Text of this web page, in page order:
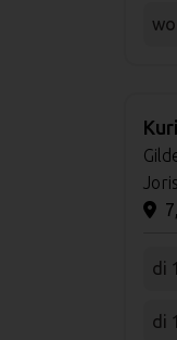
di
di